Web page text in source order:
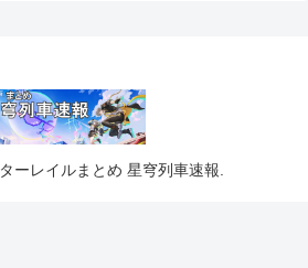
ーレイルまとめ 星穹列車速報.